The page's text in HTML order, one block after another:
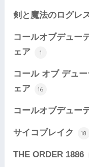
剣と魔法のログレ
コールオブデュー
ェア
1
コール オブ デュ
ェア
16
コールオブデュー
サイコブレイク 18
THE ORDER 1886